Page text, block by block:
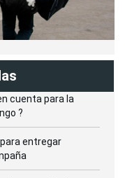
cuenta para la
?
entregar